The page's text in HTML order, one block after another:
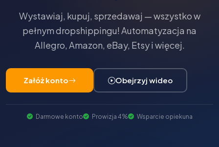
Wystawiaj, kupuj, sprzedawaj — wszystko w
pełnym dropshippingu! Automatyzacja na
Allegro, Amazon, eBay, Etsy i więcej.
Załóż konto Obejrzyj wideo
Darmowe konto Prowizja 4% Wsparcie opiekuna